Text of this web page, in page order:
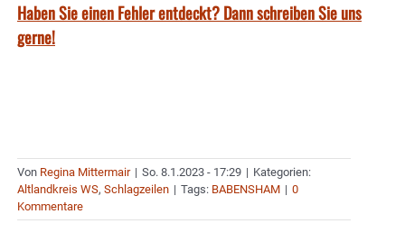
Haben Sie einen Fehler entdeckt? Dann schreiben Sie uns
gerne!
Von Regina Mittermair | So. 8.1.2023 - 17:29 | Kategorien:
Altlandkreis WS, Schlagzeilen | Tags: BABENSHAM | 0
Kommentare